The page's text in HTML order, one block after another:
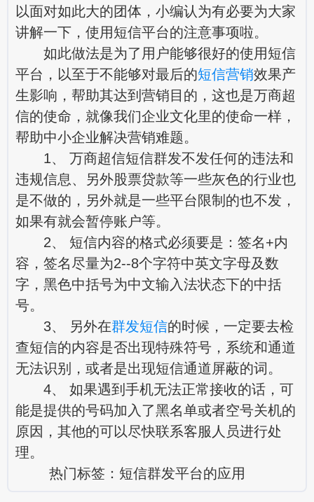
以面对如此大的团体，小编认为有必要为大家
讲解一下，使用短信平台的注意事项啦。
如此做法是为了用户能够很好的使用短信
平台，以至于不能够对最后的短信营销效果产
生影响，帮助其达到营销目的，这也是万商超
信的使命，就像我们企业文化里的使命一样，
帮助中小企业解决营销难题。
1、 万商超信短信群发不发任何的违法和
违规信息、另外股票贷款等一些灰色的行业也
是不做的，另外就是一些平台限制的也不发，
如果有就会暂停账户等。
2、 短信内容的格式必须要是：签名+内
容，签名尽量为2--8个字符中英文字母及数
字，黑色中括号为中文输入法状态下的中括
号。
3、 另外在群发短信的时候，一定要去检
查短信的内容是否出现特殊符号，系统和通道
无法识别，或者是出现短信通道屏蔽的词。
4、 如果遇到手机无法正常接收的话，可
能是提供的号码加入了黑名单或者空号关机的
原因，其他的可以尽快联系客服人员进行处
理。
热门标签： 短信群发平台的应用